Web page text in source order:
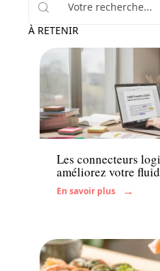
À RETENIR
Enfant
Les connecteurs
améliorez votre
En savoir plus